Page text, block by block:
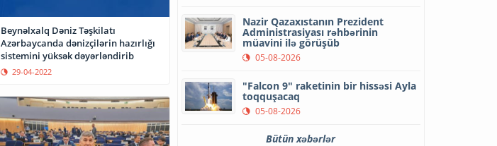
Beynəlxalq Dəniz Təşkilatı
Azərbaycanda dənizçilərin hazırlığı
sistemini yüksək dəyərləndirib
29-04-2022
Nazir Qazaxıstanın Prezident
Administrasiyası rəhbərinin
müavini ilə görüşüb
05-08-2026
"Falcon 9" raketinin bir hissəsi Ayla
toqquşacaq
05-08-2026
Bütün xəbərlər